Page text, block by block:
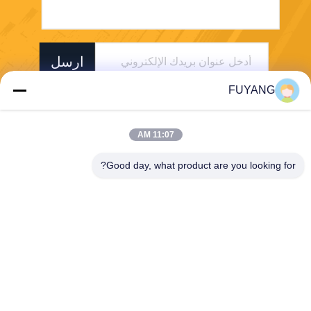
ارسل
Shenzhen FUYANG Technology Group Co.
FUYANG
11:07 AM
Good day, what product are you looking for?